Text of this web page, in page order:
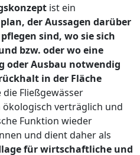
ist ein
der Aussagen darüber
sind, wo sie sich
bzw. oder wo eine
oder Ausbau notwendig
in der Fläche
die Fließgewässer
verträglich und
Funktion wieder
und dient daher als
für wirtschaftliche und